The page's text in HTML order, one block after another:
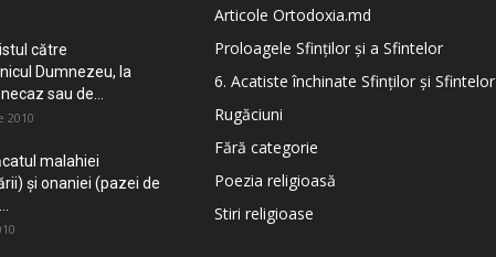
către
Dumnezeu, la
sau de...
2010
malahiei
şi onaniei (pazei de
Articole Ortodoxia.md
Proloagele Sfinților și a Sfintelor
6. Acatiste închinate Sfinților și Sfintelor
Rugăciuni
Fără categorie
Poezia religioasă
Stiri religioase